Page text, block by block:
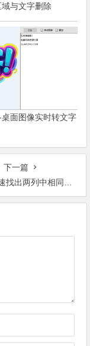
与文字删除
面图像实时转文字
下一篇
两列中相同数据的方法